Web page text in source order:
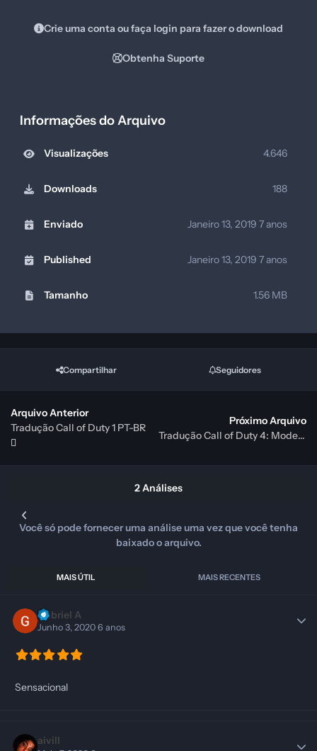
Crie uma conta ou faça login para fazer o download
Obtenha Suporte
Informações do Arquivo
Visualizações 4.646
Downloads 188
Enviado Janeiro 13, 2019 7 anos
Published Janeiro 13, 2019 7 anos
Tamanho 1.56 MB
Compartilhar Seguidores
Arquivo Anterior
Tradução Call of Duty 1 PT-BR
Próximo Arquivo
Tradução Call of Duty 4: Modern Warfare PT-BR
2 Análises
Você só pode fornecer uma análise uma vez que você tenha
baixado o arquivo.
MAIS ÚTIL MAIS RECENTES
Gabriel A
Junho 3, 20206 anos
Sensacional
aivill